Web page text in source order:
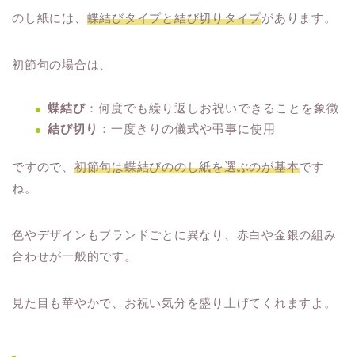
のし紙には、 蝶結びタイプと結び切りタイプがあります。
初節句の場合は、
蝶結び ：何度でも繰り返しお祝いできることを象徴
結び切り ：一度きりの儀式や弔事に使用
ですので、 初節句は蝶結びののし紙を選ぶのが基本です
ね。
色やデザインもブランドごとに異なり、赤白や金銀の組み
合わせが一般的です。
見た目も華やかで、お祝い気分を盛り上げてくれますよ。